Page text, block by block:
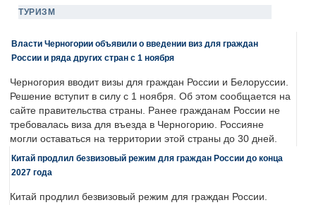
ТУРИЗМ
Власти Черногории объявили о введении виз для граждан
России и ряда других стран с 1 ноября
Черногория вводит визы для граждан России и Белоруссии.
Решение вступит в силу с 1 ноября. Об этом сообщается на
сайте правительства страны. Ранее гражданам России не
требовалась виза для въезда в Черногорию. Россияне
могли оставаться на территории этой страны до 30 дней.
Китай продлил безвизовый режим для граждан России до конца
2027 года
Китай продлил безвизовый режим для граждан России.